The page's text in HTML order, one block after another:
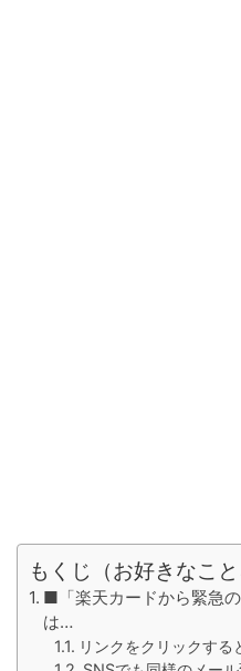
もくじ（お好きなこ
■「楽天カードから緊急
は…
リンクをクリックする